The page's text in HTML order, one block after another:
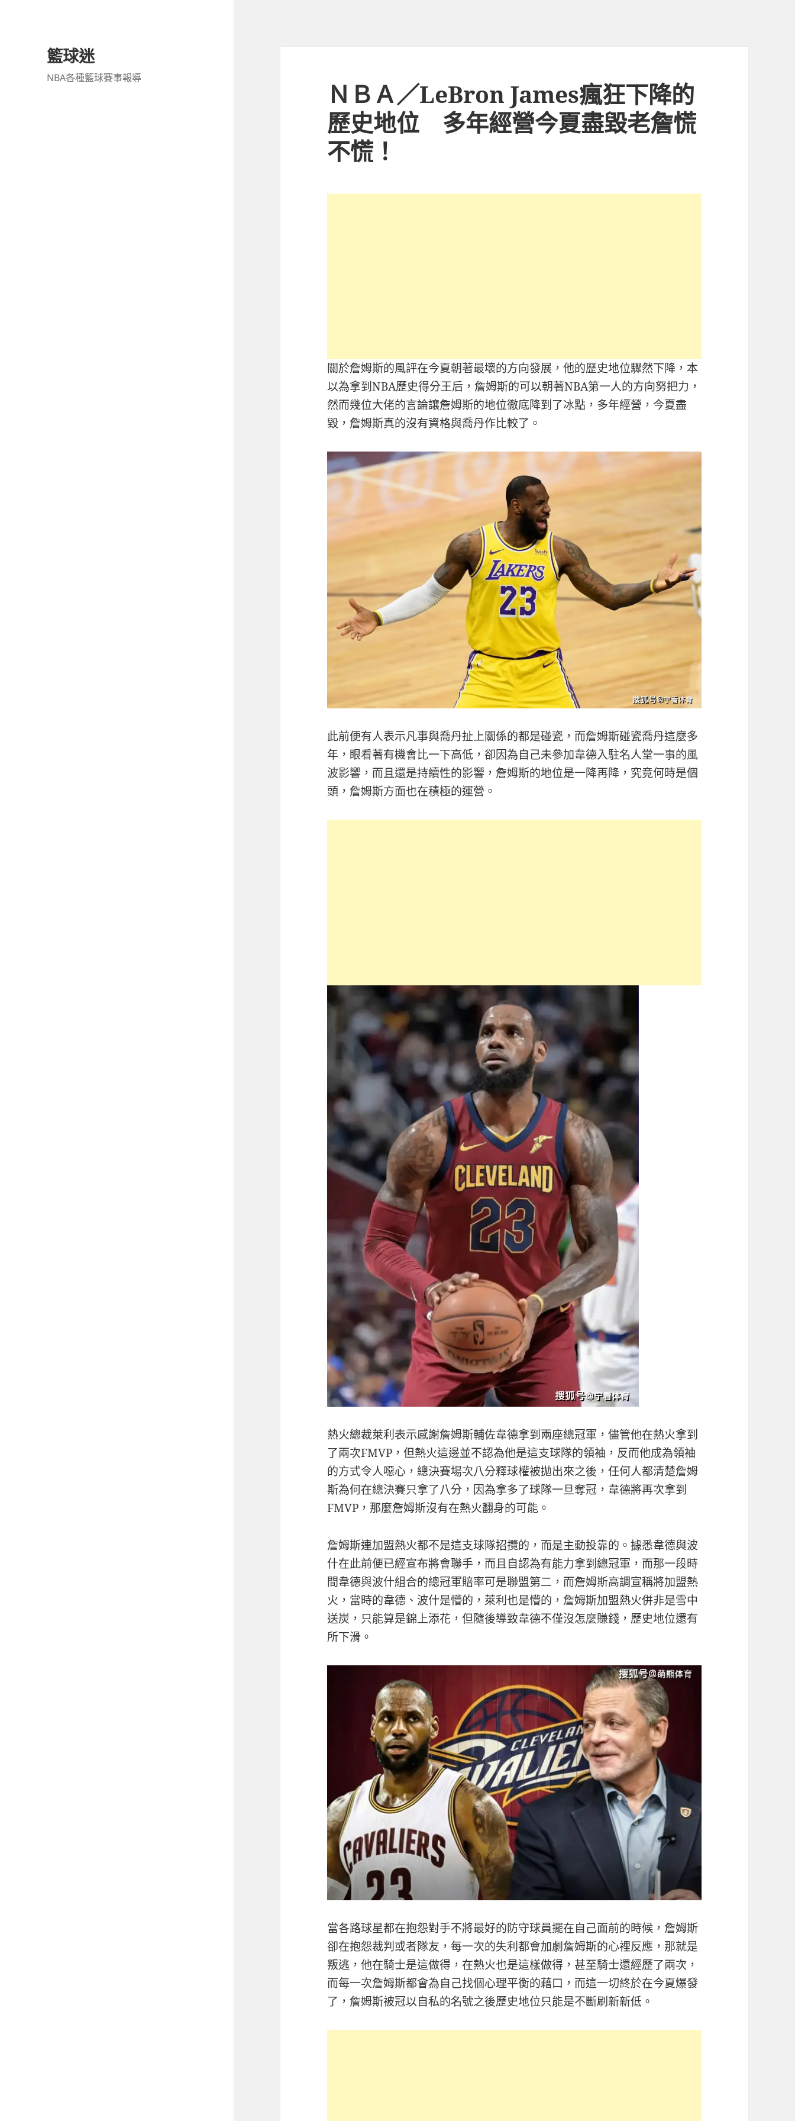
籃球迷
NBA各種籃球賽事報導
ＮＢＡ／LeBron James瘋狂下降的
歷史地位 多年經營今夏盡毀老詹慌
不慌！
關於詹姆斯的風評在今夏朝著最壞的方向發展，他的歷史地位驟然下降，本
以為拿到NBA歷史得分王后，詹姆斯的可以朝著NBA第一人的方向努把力，
然而幾位大佬的言論讓詹姆斯的地位徹底降到了冰點，多年經營，今夏盡
毀，詹姆斯真的沒有資格與喬丹作比較了。
此前便有人表示凡事與喬丹扯上關係的都是碰瓷，而詹姆斯碰瓷喬丹這麼多
年，眼看著有機會比一下高低，卻因為自己未參加韋德入駐名人堂一事的風
波影響，而且還是持續性的影響，詹姆斯的地位是一降再降，究竟何時是個
頭，詹姆斯方面也在積極的運營。
熱火總裁萊利表示感謝詹姆斯輔佐韋德拿到兩座總冠軍，儘管他在熱火拿到
了兩次FMVP，但熱火這邊並不認為他是這支球隊的領袖，反而他成為領袖
的方式令人噁心，總決賽場次八分釋球權被拋出來之後，任何人都清楚詹姆
斯為何在總決賽只拿了八分，因為拿多了球隊一旦奪冠，韋德將再次拿到
FMVP，那麼詹姆斯沒有在熱火翻身的可能。
詹姆斯連加盟熱火都不是這支球隊招攬的，而是主動投靠的。據悉韋德與波
什在此前便已經宣布將會聯手，而且自認為有能力拿到總冠軍，而那一段時
間韋德與波什組合的總冠軍賠率可是聯盟第二，而詹姆斯高調宣稱將加盟熱
火，當時的韋德、波什是懵的，萊利也是懵的，詹姆斯加盟熱火併非是雪中
送炭，只能算是錦上添花，但隨後導致韋德不僅沒怎麼賺錢，歷史地位還有
所下滑。
當各路球星都在抱怨對手不將最好的防守球員擺在自己面前的時候，詹姆斯
卻在抱怨裁判或者隊友，每一次的失利都會加劇詹姆斯的心裡反應，那就是
叛逃，他在騎士是這做得，在熱火也是這樣做得，甚至騎士還經歷了兩次，
而每一次詹姆斯都會為自己找個心理平衡的藉口，而這一切終於在今夏爆發
了，詹姆斯被冠以自私的名號之後歷史地位只能是不斷刷新新低。